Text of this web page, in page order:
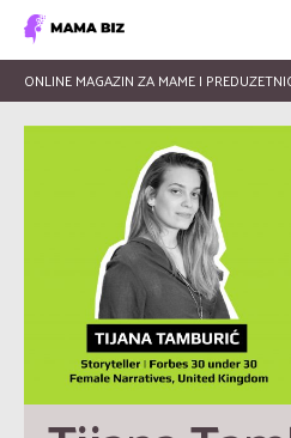
ONLINE MAGAZIN ZA MAME I